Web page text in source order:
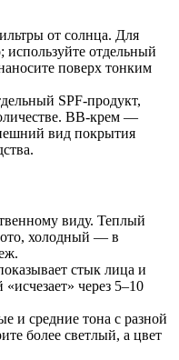
от солнца. Для
используйте отдельный
поверх тонким
SPF‑продукт,
BB‑крем —
вид покрытия
виду. Теплый
холодный — в
стык лица и
через 5–10
и средние тона с разной
более светлый, а цвет